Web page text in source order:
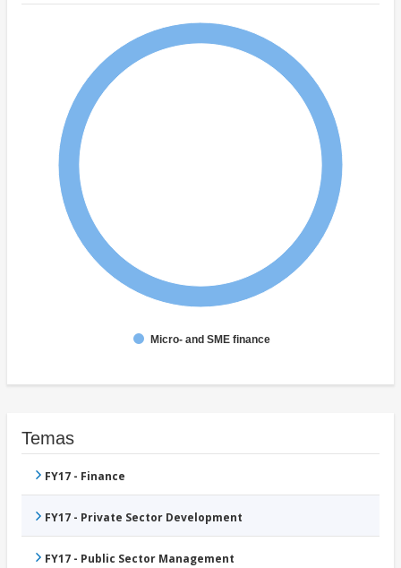
Micro- and SME finance
Temas
FY17 - Finance
FY17 - Private Sector Development
FY17 - Public Sector Management